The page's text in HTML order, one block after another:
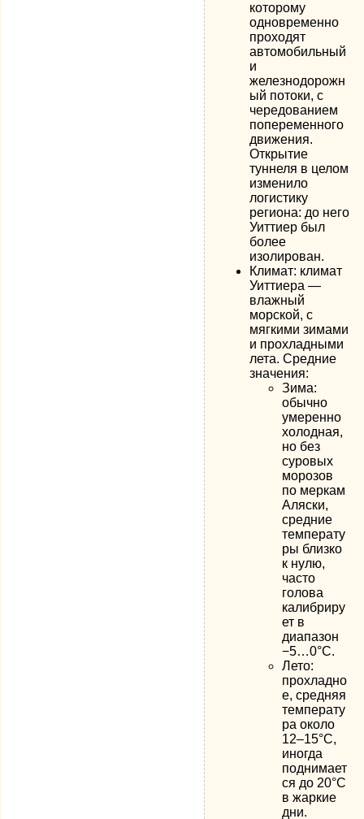
которому
одновременно
проходят
автомобильный
и
железнодорожн
ый потоки, с
чередованием
попеременного
движения.
Открытие
туннеля в целом
изменило
логистику
региона: до него
Уиттиер был
более
изолирован.
Климат: климат
Уиттиера —
влажный
морской, с
мягкими зимами
и прохладными
лета. Средние
значения:
Зима:
обычно
умеренно
холодная,
но без
суровых
морозов
по меркам
Аляски,
средние
температу
ры близко
к нулю,
часто
голова
калибриру
ет в
диапазон
−5…0°C.
Лето:
прохладно
е, средняя
температу
ра около
12–15°C,
иногда
поднимает
ся до 20°C
в жаркие
дни.